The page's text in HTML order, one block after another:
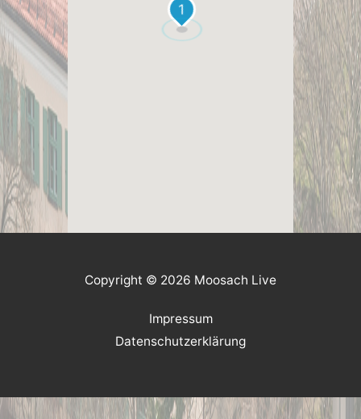
1
Copyright © 2026 Moosach Live
Impressum
Datenschutzerklärung